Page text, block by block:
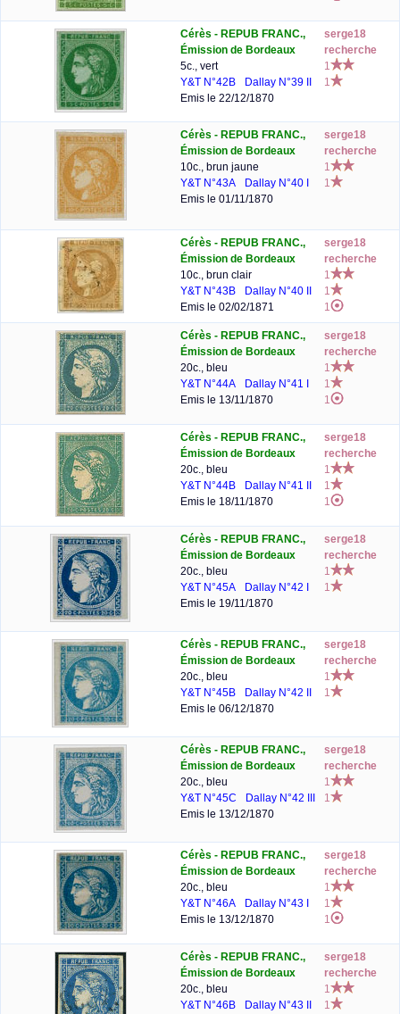
Cérès - REPUB FRANC.,
Émission de Bordeaux
5c., vert
Y&T N°42B
Dallay N°39 II
Emis le 22/12/1870
serge18
recherche
1
1
Cérès - REPUB FRANC.,
Émission de Bordeaux
10c., brun jaune
Y&T N°43A
Dallay N°40 I
Emis le 01/11/1870
serge18
recherche
1
1
Cérès - REPUB FRANC.,
Émission de Bordeaux
10c., brun clair
Y&T N°43B
Dallay N°40 II
Emis le 02/02/1871
serge18
recherche
1
1
1
Cérès - REPUB FRANC.,
Émission de Bordeaux
20c., bleu
Y&T N°44A
Dallay N°41 I
Emis le 13/11/1870
serge18
recherche
1
1
1
Cérès - REPUB FRANC.,
Émission de Bordeaux
20c., bleu
Y&T N°44B
Dallay N°41 II
Emis le 18/11/1870
serge18
recherche
1
1
1
Cérès - REPUB FRANC.,
Émission de Bordeaux
20c., bleu
Y&T N°45A
Dallay N°42 I
Emis le 19/11/1870
serge18
recherche
1
1
Cérès - REPUB FRANC.,
Émission de Bordeaux
20c., bleu
Y&T N°45B
Dallay N°42 II
Emis le 06/12/1870
serge18
recherche
1
1
Cérès - REPUB FRANC.,
Émission de Bordeaux
20c., bleu
Y&T N°45C
Dallay N°42 III
Emis le 13/12/1870
serge18
recherche
1
1
Cérès - REPUB FRANC.,
Émission de Bordeaux
20c., bleu
Y&T N°46A
Dallay N°43 I
Emis le 13/12/1870
serge18
recherche
1
1
1
Cérès - REPUB FRANC.,
Émission de Bordeaux
20c., bleu
Y&T N°46B
Dallay N°43 II
serge18
recherche
1
1